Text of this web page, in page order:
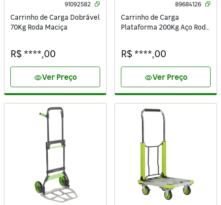
91092582
Carrinho de Carga Dobrável
70Kg Roda Maciça
R$ ****,00
visibilityVer Preço
89684126
Carrinho de Carga
Plataforma 200Kg Aço Roda
R$ ****,00
visibilityVer Preço